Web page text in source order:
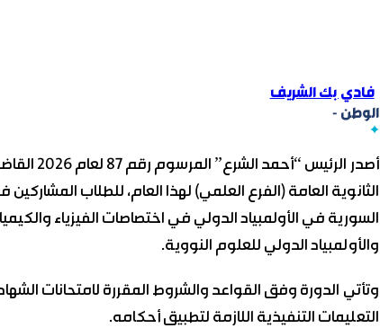
فادي بك الشريف
الوطن -
أصدر
الثانوية العامة (الفرع العلمي) لهذا العام، للطلاب
السورية في الأولمبياد الدولي في اختصاصات الفيزياء
والأولمبياد الدولي للعلوم النووية.
وتأتي الدورة وفق القواعد والشروط المقررة لامتحانات
التعليمات التنفيذية اللازمة لتطبيق أحكامه.